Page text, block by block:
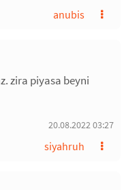
anubis
zira piyasa beyni
20.08.2022 03:27
siyahruh